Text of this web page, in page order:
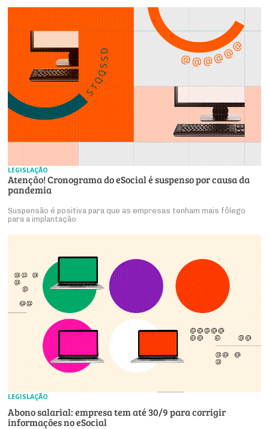
LEGISLAÇÃO
Atenção! Cronograma do eSocial é suspenso por causa da
pandemia
Suspensão é positiva para que as empresas tenham mais fôlego
para a implantação
LEGISLAÇÃO
Abono salarial: empresa tem até 30/9 para corrigir
informações no eSocial